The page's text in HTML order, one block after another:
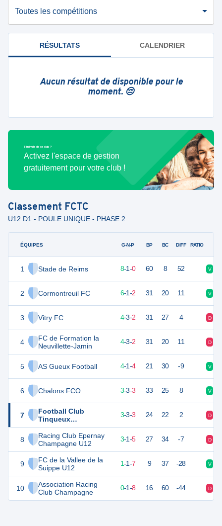
Toutes les compétitions
RÉSULTATS CALENDRIER
Aucun résultat de disponible pour le
moment. 😔
Bénévole de ce club ?
Activez l'espace de gestion
gratuitement pour votre club !
Classement FCTC
U12 D1 - POULE UNIQUE - PHASE 2
ÉQUIPES
1 Stade de Reims
2 Cormontreuil FC
3 Vitry FC
4
FC de Formation la
Neuvillette-Jamin
5 AS Gueux Football
6 Chalons FCO
7
Football Club
Tinqueux
Champagne
8
Racing Club Epernay
Champagne U12
9
FC de la Vallee de la
Suippe U12
10
Association Racing
Club Champagne
G-N-P BP BC DIFF RATIO
25 8-1-0 60 8 52 V
19 6-1-2 31 20 11 V
4-3-2 31 27 4 D
15 4-3-2 31 20 11 D
13 4-1-4 21 30 -9 V
3-3-3 33 25 8 V
3-3-3 24 22 2 D
10 3-1-5 27 34 -7 D
4 1-1-7 9 37 -28 V
1 0-1-8 16 60 -44 D